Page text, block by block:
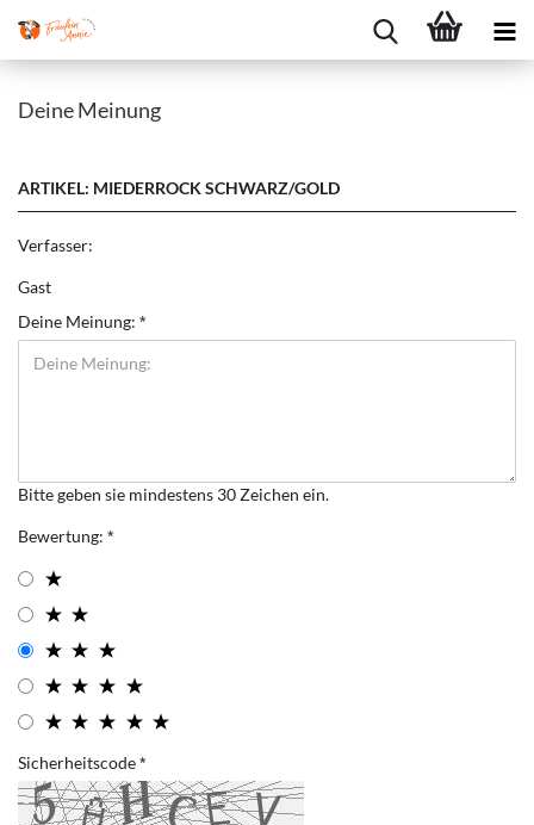
Deine Meinung
ARTIKEL: MIEDERROCK SCHWARZ/GOLD
Verfasser:
Gast
Deine Meinung:
Bitte geben sie mindestens 30 Zeichen ein.
Bewertung:
Sicherheitscode